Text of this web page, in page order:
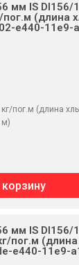
мм IS DI156/
(длина
e440-11e9-
кг/пог.м (длина
м)
корзину
мм IS DI156/
пог.м
e440-11e9-